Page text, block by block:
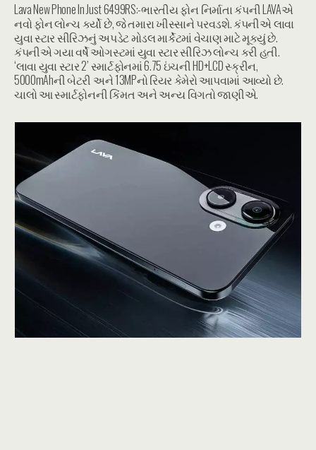
Lava New Phone In Just 6499RS:-ભારતીય ફોન નિર્માતા કંપની LAVAએ
નવો ફોન લોન્ચ કર્યો છે, જે તમારા ખીસ્સાને પરવડશે. કંપનીએ લાવા
યુવા સ્ટાર સીરિઝનું અપડેટ મોડલ માર્કેટમાં વેચાણ માટે મૂક્યું છે.
કંપનીએ ગયા વર્ષે ઓગસ્ટમાં યુવા સ્ટાર સીરિઝ લોન્ચ કરી હતી.
‘લાવા યુવા સ્ટાર 2’ સ્માર્ટફોનમાં 6.75 ઇંચની HD+LCD સ્ક્રીન,
5000mAhની બેટરી અને 13MPનો રિયર કેમેરો આપવામાં આવ્યો છે.
ચાલો આ સ્માર્ટફોનની કિંમત અને અન્ય વિગતો જાણીએ.